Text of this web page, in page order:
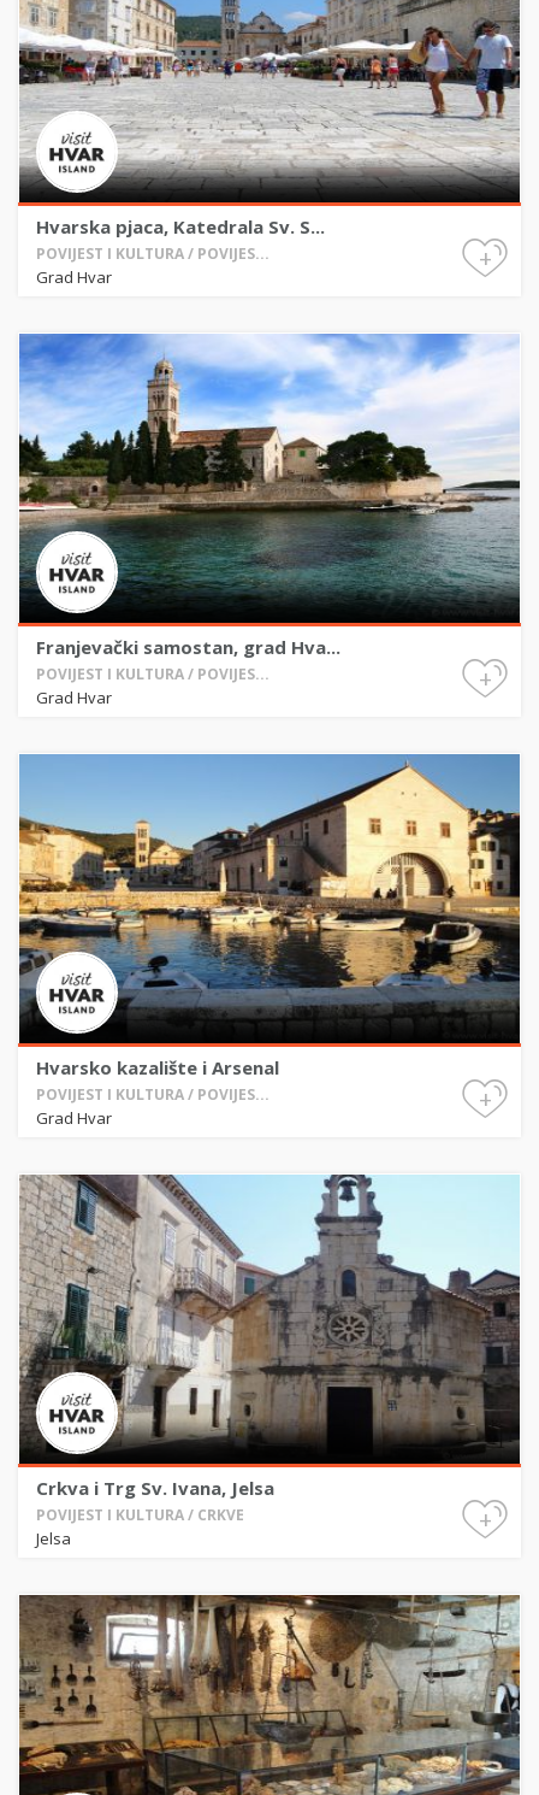
Hvarska pjaca, Katedrala Sv. S...
POVIJEST I KULTURA / POVIJES...
Grad Hvar
+
Franjevački samostan, grad Hva...
POVIJEST I KULTURA / POVIJES...
Grad Hvar
+
Hvarsko kazalište i Arsenal
POVIJEST I KULTURA / POVIJES...
Grad Hvar
+
Crkva i Trg Sv. Ivana, Jelsa
POVIJEST I KULTURA / CRKVE
Jelsa
+